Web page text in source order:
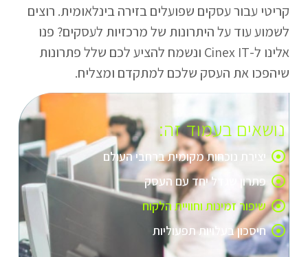
קריטי עבור עסקים שפועלים בזירה בינלאומית. רוצים
לשמוע עוד על היתרונות של מרכזיות לעסקים? פנו
אלינו ל-Cinex IT ונשמח להציע לכם שלל פתרונות
שיהפכו את העסק שלכם למתקדם ומצליח.
נושאים בעמוד זה:
יצירת נוכחות מקומית ברחבי העולם
פתרון שגדל יחד עם העסק
שיפור זמינות וחוויית הלקוח
חיסכון בעלויות תפעוליות